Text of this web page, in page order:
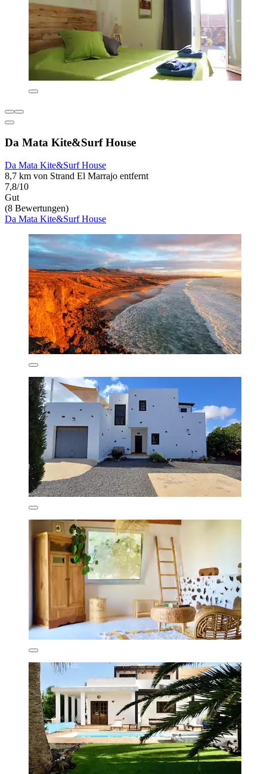
Da Mata Kite&Surf House
Da Mata Kite&Surf House
8,7 km von Strand El Marrajo entfernt
7,8/10
Gut
(8 Bewertungen)
Da Mata Kite&Surf House